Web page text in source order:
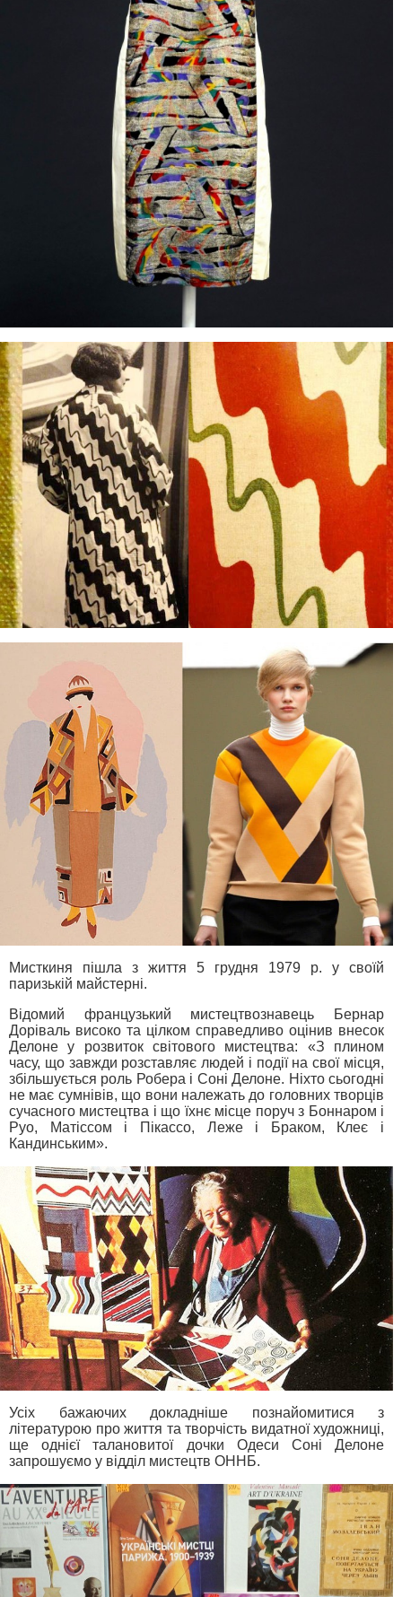
Мисткиня пішла з життя 5 грудня 1979 р. у своїй
паризькій майстерні.
Відомий французький мистецтвознавець Бернар
Доріваль високо та цілком справедливо оцінив внесок
Делоне у розвиток світового мистецтва: «З плином
часу, що завжди розставляє людей і події на свої місця,
збільшується роль Робера і Соні Делоне. Ніхто сьогодні
не має сумнівів, що вони належать до головних творців
сучасного мистецтва і що їхнє місце поруч з Боннаром і
Руо, Матіссом і Пікассо, Леже і Браком, Клеє і
Кандинським».
Усіх бажаючих докладніше познайомитися з
літературою про життя та творчість видатної художниці,
ще однієї талановитої дочки Одеси Соні Делоне
запрошуємо у відділ мистецтв ОННБ.